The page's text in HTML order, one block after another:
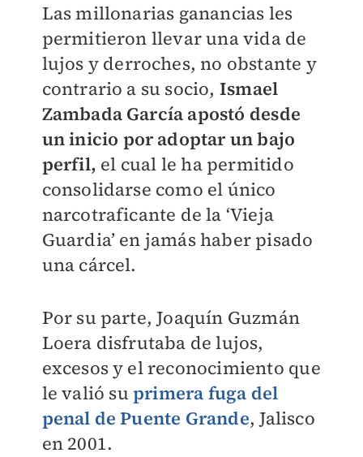
Las millonarias ganancias les
permitieron llevar una vida de
lujos y derroches, no obstante y
contrario a su socio, Ismael
Zambada García apostó desde
un inicio por adoptar un bajo
perfil, el cual le ha permitido
consolidarse como el único
narcotraficante de la ‘Vieja
Guardia’ en jamás haber pisado
una cárcel.
Por su parte, Joaquín Guzmán
Loera disfrutaba de lujos,
excesos y el reconocimiento que
le valió su primera fuga del
penal de Puente Grande, Jalisco
en 2001.